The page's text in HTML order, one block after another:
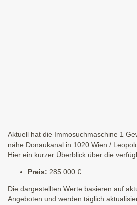
Aktuell hat die Immosuchmaschine 1
nähe Donaukanal in 1020 Wien /
Hier ein kurzer Überblick über die
Preis: 285.000 €
Die dargestellten Werte basieren auf
Angeboten und werden täglich